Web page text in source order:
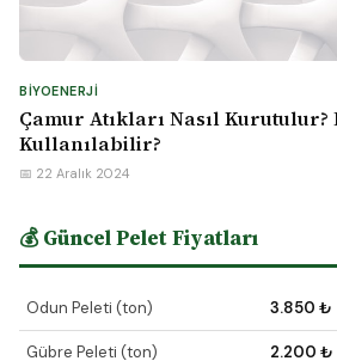
BIYOENERJI
Çamur Atıkları Nasıl
Kullanılabilir?
📅 22 Aralık 2024
💰 Güncel Pelet Fiyatları
Odun Peleti (ton) 3.850 ₺
Gübre Peleti (ton) 2.200 ₺